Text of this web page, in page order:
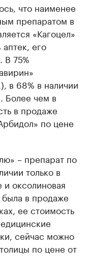
что наименее
препаратом в
«Кагоцел»
его
В 75%
в 68% в наличии
Более чем в
в продаже
по цене
– препарат по
только в
оксолиновая
в продаже
ее стоимость
сейчас можно
по цене от